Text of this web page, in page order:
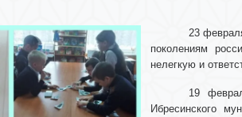
23
поколениям
нелегкую и
19
Ибресинского